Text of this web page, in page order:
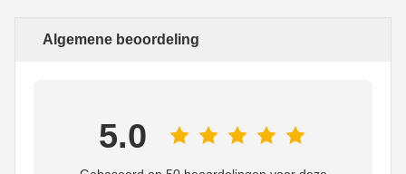
Algemene beoordeling
5.0